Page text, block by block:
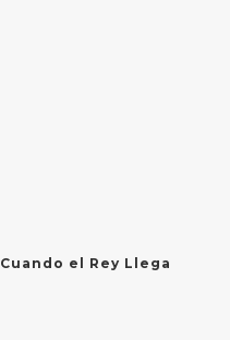
Cuando el Rey Llega